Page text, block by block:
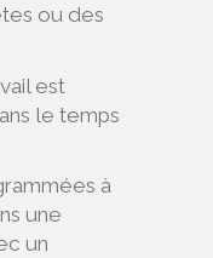
ou des
est
le temps
à
une
un